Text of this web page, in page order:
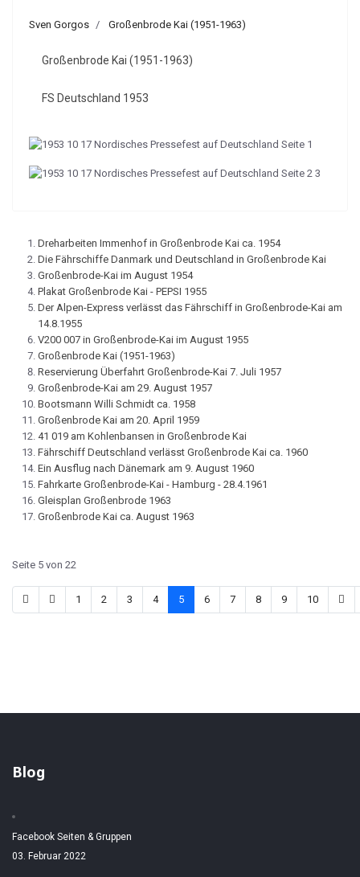
Sven Gorgos Großenbrode Kai (1951-1963)
Großenbrode Kai (1951-1963)
FS Deutschland 1953
Dreharbeiten Immenhof in Großenbrode Kai ca. 1954
Die Fährschiffe Danmark und Deutschland in Großenbrode Kai
Großenbrode-Kai im August 1954
Plakat Großenbrode Kai - PEPSI 1955
Der Alpen-Express verlässt das Fährschiff in Großenbrode-Kai am
14.8.1955
V200 007 in Großenbrode-Kai im August 1955
Großenbrode Kai (1951-1963)
Reservierung Überfahrt Großenbrode-Kai 7. Juli 1957
Großenbrode-Kai am 29. August 1957
Bootsmann Willi Schmidt ca. 1958
Großenbrode Kai am 20. April 1959
41 019 am Kohlenbansen in Großenbrode Kai
Fährschiff Deutschland verlässt Großenbrode Kai ca. 1960
Ein Ausflug nach Dänemark am 9. August 1960
Fahrkarte Großenbrode-Kai - Hamburg - 28.4.1961
Gleisplan Großenbrode 1963
Großenbrode Kai ca. August 1963
Seite 5 von 22
1 2 3 4 5 6 7 8 9 10
Blog
Facebook Seiten & Gruppen
03. Februar 2022